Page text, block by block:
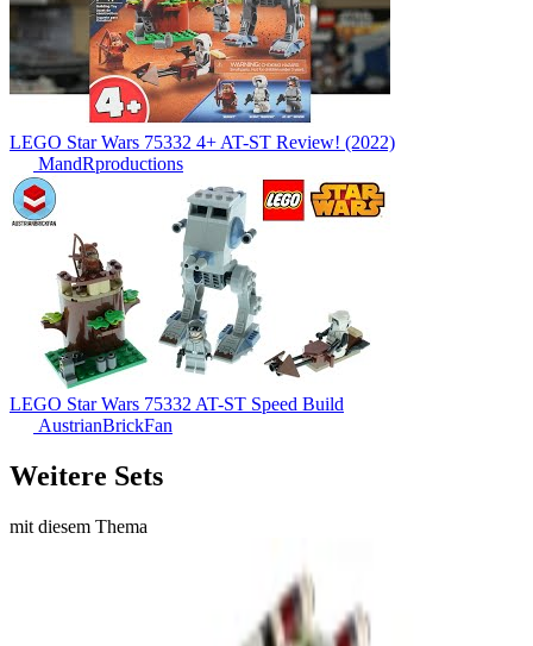
LEGO Star Wars 75332 4+ AT-ST Review! (2022)
MandRproductions
LEGO Star Wars 75332 AT-ST Speed Build
AustrianBrickFan
Weitere Sets
mit diesem Thema